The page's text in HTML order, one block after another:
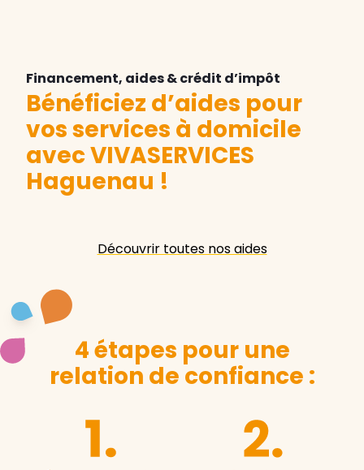
Financement, aides & crédit d’impôt
Bénéficiez d’aides pour
vos services à domicile
avec VIVASERVICES
Haguenau !
Découvrir toutes nos aides
4 étapes pour une
relation de confiance :